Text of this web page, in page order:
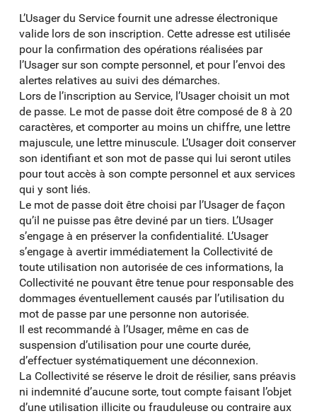
L’Usager du Service fournit une adresse électronique
valide lors de son inscription. Cette adresse est utilisée
pour la confirmation des opérations réalisées par
l’Usager sur son compte personnel, et pour l’envoi des
alertes relatives au suivi des démarches.
Lors de l’inscription au Service, l’Usager choisit un mot
de passe. Le mot de passe doit être composé de 8 à 20
caractères, et comporter au moins un chiffre, une lettre
majuscule, une lettre minuscule. L’Usager doit conserver
son identifiant et son mot de passe qui lui seront utiles
pour tout accès à son compte personnel et aux services
qui y sont liés.
Le mot de passe doit être choisi par l’Usager de façon
qu’il ne puisse pas être deviné par un tiers. L’Usager
s’engage à en préserver la confidentialité. L’Usager
s’engage à avertir immédiatement la Collectivité de
toute utilisation non autorisée de ces informations, la
Collectivité ne pouvant être tenue pour responsable des
dommages éventuellement causés par l’utilisation du
mot de passe par une personne non autorisée.
Il est recommandé à l’Usager, même en cas de
suspension d’utilisation pour une courte durée,
d’effectuer systématiquement une déconnexion.
La Collectivité se réserve le droit de résilier, sans préavis
ni indemnité d’aucune sorte, tout compte faisant l’objet
d’une utilisation illicite ou frauduleuse ou contraire aux